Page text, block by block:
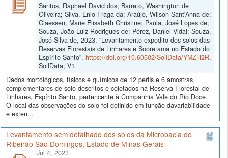
Santos, Raphael David dos; Barreto, Washington de
Oliveira; Silva, Enio Fraga da; Araújo, Wilson Sant'Anna de;
Claessen, Marie Elisabeth Christine; Paula, José Lopes de;
Souza, João Luiz Rodrigues de; Pérez, Daniel Vidal; Souza,
José Silva de, 2023, "Levantamento expedito dos solos das
Reservas Florestais de Linhares e Sooretama no Estado do
Espírito Santo", https://doi.org/10.60502/SoilData/YMZH2R,
SoilData, V1
Dados morfológicos, físicos e químicos de 12 perfis e 6 amostras
complementares de solo descritos e coletados na Reserva Florestal de
Linhares, Espírito Santo, pertencente à Companhia Vale do Rio Doce.
O local das observações do solo foi definido em função davariabilidade
e exten...
Levantamento semidetalhado dos solos da Microbacia do
Ribeirão São Domingos, Estado de Minas Gerais
Jul 4, 2023